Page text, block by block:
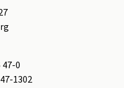
47-0
1302